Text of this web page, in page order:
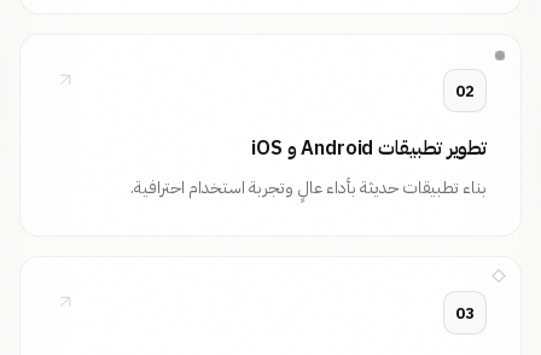
02
تطوير تطبيقات Android و iOS
بناء تطبيقات حديثة بأداء عالٍ وتجربة استخدام احترافية.
03